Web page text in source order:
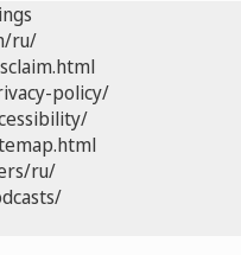
ru/
policy/
ru/